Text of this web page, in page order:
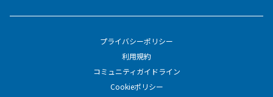
プライバシーポリシー
利用規約
コミュニティガイドライン
Cookieポリシー